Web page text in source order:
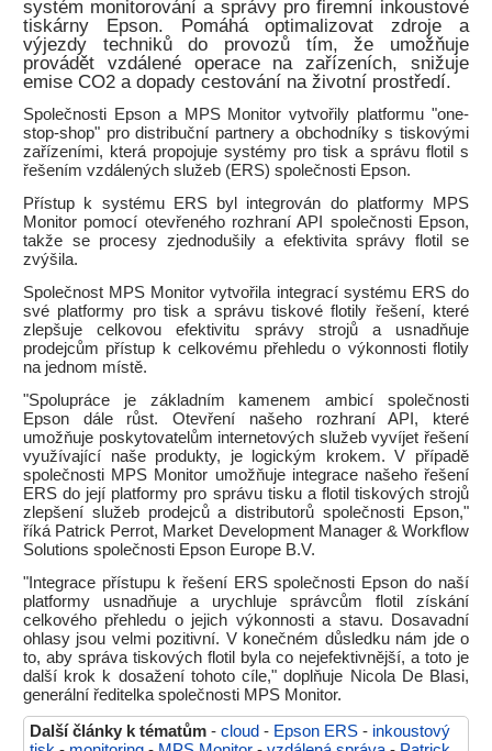
systém monitorování a správy pro firemní inkoustové
tiskárny Epson. Pomáhá optimalizovat zdroje a
výjezdy techniků do provozů tím, že umožňuje
provádět vzdálené operace na zařízeních, snižuje
emise CO2 a dopady cestování na životní prostředí.
Společnosti Epson a MPS Monitor vytvořily platformu "one-
stop-shop" pro distribuční partnery a obchodníky s tiskovými
zařízeními, která propojuje systémy pro tisk a správu flotil s
řešením vzdálených služeb (ERS) společnosti Epson.
Přístup k systému ERS byl integrován do platformy MPS
Monitor pomocí otevřeného rozhraní API společnosti Epson,
takže se procesy zjednodušily a efektivita správy flotil se
zvýšila.
Společnost MPS Monitor vytvořila integrací systému ERS do
své platformy pro tisk a správu tiskové flotily řešení, které
zlepšuje celkovou efektivitu správy strojů a usnadňuje
prodejcům přístup k celkovému přehledu o výkonnosti flotily
na jednom místě.
"Spolupráce je základním kamenem ambicí společnosti
Epson dále růst. Otevření našeho rozhraní API, které
umožňuje poskytovatelům internetových služeb vyvíjet řešení
využívající naše produkty, je logickým krokem. V případě
společnosti MPS Monitor umožňuje integrace našeho řešení
ERS do její platformy pro správu tisku a flotil tiskových strojů
zlepšení služeb prodejců a distributorů společnosti Epson,"
říká Patrick Perrot, Market Development Manager & Workflow
Solutions společnosti Epson Europe B.V.
"Integrace přístupu k řešení ERS společnosti Epson do naší
platformy usnadňuje a urychluje správcům flotil získání
celkového přehledu o jejich výkonnosti a stavu. Dosavadní
ohlasy jsou velmi pozitivní. V konečném důsledku nám jde o
to, aby správa tiskových flotil byla co nejefektivnější, a toto je
další krok k dosažení tohoto cíle," doplňuje Nicola De Blasi,
generální ředitelka společnosti MPS Monitor.
Další články k tématům - cloud - Epson ERS - inkoustový